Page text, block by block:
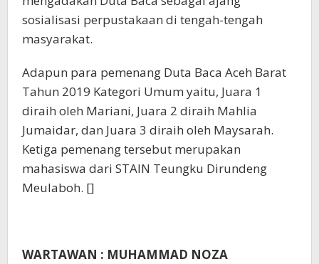
sosialisasi perpustakaan di tengah-tengah
masyarakat.
Adapun para pemenang Duta Baca Aceh Barat
Tahun 2019 Kategori Umum yaitu, Juara 1
diraih oleh Mariani, Juara 2 diraih Mahlia
Jumaidar, dan Juara 3 diraih oleh Maysarah.
Ketiga pemenang tersebut merupakan
mahasiswa dari STAIN Teungku Dirundeng
Meulaboh. []
WARTAWAN : MUHAMMAD NOZA